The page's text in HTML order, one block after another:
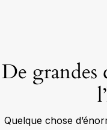
De grandes
Quelque chose